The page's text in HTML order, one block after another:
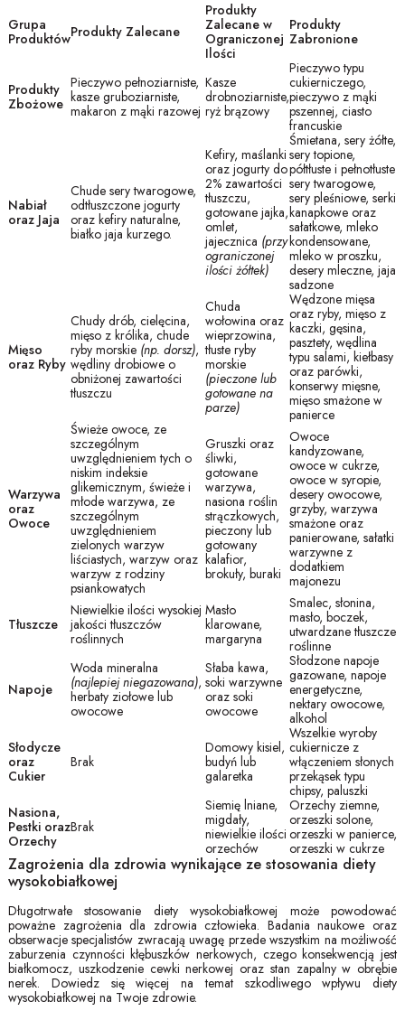
Grupa
ProduktówProdukty Zalecane
Produkty
Zalecane w
Ograniczonej
Ilości
Produkty
Zabronione
Produkty
Zbożowe
Pieczywo pełnoziarniste,
kasze gruboziarniste,
makaron z mąki razowej
Kasze
drobnoziarniste,
ryż brązowy
Pieczywo typu
cukierniczego,
pieczywo z mąki
pszennej, ciasto
francuskie
Nabiał
oraz Jaja
Chude sery twarogowe,
odtłuszczone jogurty
oraz kefiry naturalne,
białko jaja kurzego.
Kefiry, maślanki
oraz jogurty do
2% zawartości
tłuszczu,
gotowane jajka,
omlet,
jajecznica (przy
ograniczonej
ilości żółtek)
Śmietana, sery żółte,
sery topione,
półtłuste i pełnotłuste
sery twarogowe,
sery pleśniowe, serki
kanapkowe oraz
sałatkowe, mleko
kondensowane,
mleko w proszku,
desery mleczne, jaja
sadzone
Mięso
oraz Ryby
Chudy drób, cielęcina,
mięso z królika, chude
ryby morskie (np. dorsz),
wędliny drobiowe o
obniżonej zawartości
tłuszczu
Chuda
wołowina oraz
wieprzowina,
tłuste ryby
morskie
(pieczone lub
gotowane na
parze)
Wędzone mięsa
oraz ryby, mięso z
kaczki, gęsina,
pasztety, wędlina
typu salami, kiełbasy
oraz parówki,
konserwy mięsne,
mięso smażone w
panierce
Warzywa
oraz
Owoce
Świeże owoce, ze
szczególnym
uwzględnieniem tych o
niskim indeksie
glikemicznym, świeże i
młode warzywa, ze
szczególnym
uwzględnieniem
zielonych warzyw
liściastych, warzyw oraz
warzyw z rodziny
psiankowatych
Gruszki oraz
śliwki,
gotowane
warzywa,
nasiona roślin
strączkowych,
pieczony lub
gotowany
kalafior,
brokuły, buraki
Owoce
kandyzowane,
owoce w cukrze,
owoce w syropie,
desery owocowe,
grzyby, warzywa
smażone oraz
panierowane, sałatki
warzywne z
dodatkiem
majonezu
Tłuszcze
Niewielkie ilości wysokiej
jakości tłuszczów
roślinnych
Masło
klarowane,
margaryna
Smalec, słonina,
masło, boczek,
utwardzane tłuszcze
roślinne
Napoje
Woda mineralna
(najlepiej niegazowana),
herbaty ziołowe lub
owocowe
Słaba kawa,
soki warzywne
oraz soki
owocowe
Słodzone napoje
gazowane, napoje
energetyczne,
nektary owocowe,
alkohol
Słodycze
oraz
Cukier
Brak
Domowy kisiel,
budyń lub
galaretka
Wszelkie wyroby
cukiernicze z
włączeniem słonych
przekąsek typu
chipsy, paluszki
Nasiona,
Pestki oraz
Orzechy
Brak
Siemię lniane,
migdały,
niewielkie ilości
orzechów
Orzechy ziemne,
orzeszki solone,
orzeszki w panierce,
orzeszki w cukrze
Zagrożenia dla zdrowia wynikające ze stosowania diety
wysokobiałkowej
Długotrwałe stosowanie diety wysokobiałkowej może powodować
poważne zagrożenia dla zdrowia człowieka. Badania naukowe oraz
obserwacje specjalistów zwracają uwagę przede wszystkim na możliwość
zaburzenia czynności kłębuszków nerkowych, czego konsekwencją jest
białkomocz, uszkodzenie cewki nerkowej oraz stan zapalny w obrębie
nerek. Dowiedz się więcej na temat szkodliwego wpływu diety
wysokobiałkowej na Twoje zdrowie.